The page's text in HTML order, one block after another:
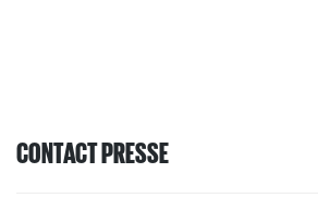
CONTACT PRESSE